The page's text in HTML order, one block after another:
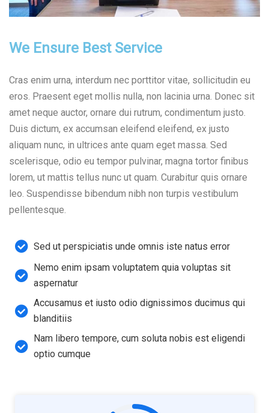
We Ensure Best Service
Cras enim urna, interdum nec porttitor vitae, sollicitudin eu
eros. Praesent eget mollis nulla, non lacinia urna. Donec sit
amet neque auctor, ornare dui rutrum, condimentum justo.
Duis dictum, ex accumsan eleifend eleifend, ex justo
aliquam nunc, in ultrices ante quam eget massa. Sed
scelerisque, odio eu tempor pulvinar, magna tortor finibus
lorem, ut mattis tellus nunc ut quam. Curabitur quis ornare
leo. Suspendisse bibendum nibh non turpis vestibulum
pellentesque.
Sed ut perspiciatis unde omnis iste natus error
Nemo enim ipsam voluptatem quia voluptas sit
aspernatur
Accusamus et iusto odio dignissimos ducimus qui
blanditiis
Nam libero tempore, cum soluta nobis est eligendi
optio cumque